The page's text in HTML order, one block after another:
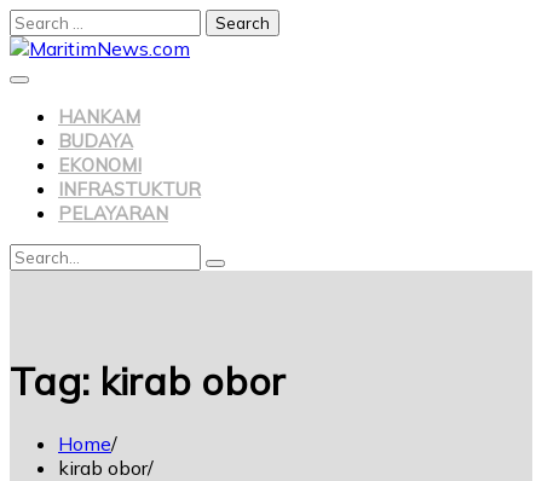
Search
for:
Skip
to
HANKAM
BUDAYA
EKONOMI
INFRASTUKTUR
PELAYARAN
Search
Search
Tag: kirab obor
Home
kirab obor